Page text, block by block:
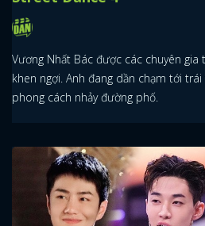
Vương Nhất Bác được các chuyên
khen ngợi. Anh đang dần chạm tới
phong cách nhảy đường phố.